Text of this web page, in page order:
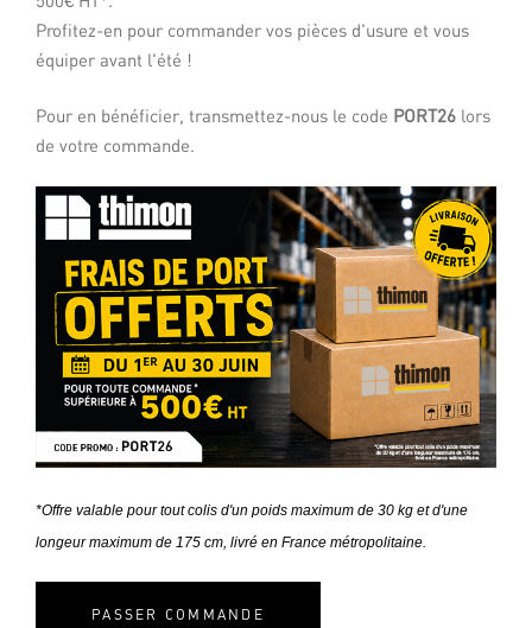
Profitez-en pour commander vos pièces d'usure et vous
équiper avant l'été !
Pour en bénéficier, transmettez-nous le code PORT26 lors
de votre commande.
*Offre valable pour tout colis d'un poids maximum de 30 kg et d'une
longeur maximum de 175 cm, livré en France métropolitaine.
PASSER COMMANDE